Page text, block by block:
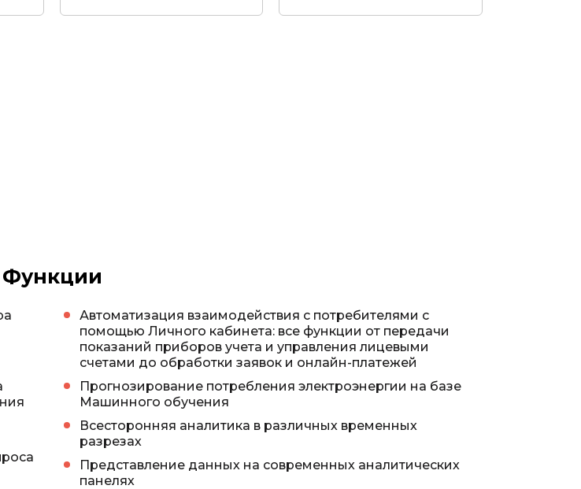
Функции
Автоматизация взаимодействия с потребителями с
помощью Личного кабинета: все функции от передачи
показаний приборов учета и управления лицевыми
счетами до обработки заявок и онлайн-платежей
Прогнозирование потребления электроэнергии на базе
Машинного обучения
Всесторонняя аналитика в различных временных
разрезах
Представление данных на современных аналитических
панелях